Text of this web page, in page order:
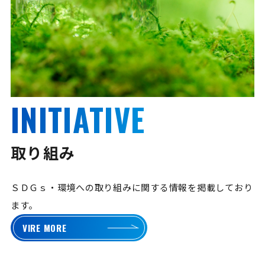
INITIATIVE
取り組み
ＳＤＧｓ・環境への取り組みに関する情報を掲載しており
ます。
VIRE MORE